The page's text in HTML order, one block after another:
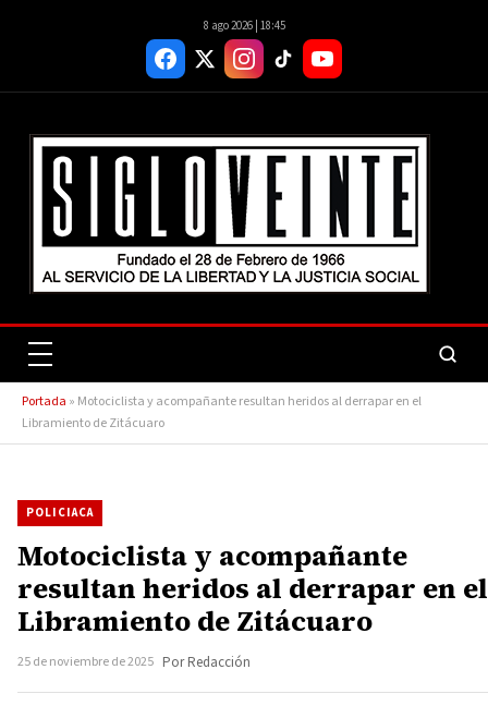
8 ago 2026 | 18:45
Portada » Motociclista y acompañante resultan heridos al derrapar en el
Libramiento de Zitácuaro
POLICIACA
Motociclista y acompañante
resultan heridos al derrapar en el
Libramiento de Zitácuaro
25 de noviembre de 2025 Por Redacción